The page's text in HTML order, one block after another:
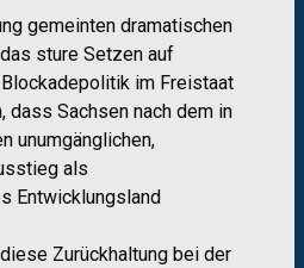
gemeinten dramatischen
sture Setzen auf
im Freistaat
dass Sachsen nach dem in
unumgänglichen,
als
Entwicklungsland
Zurückhaltung bei der